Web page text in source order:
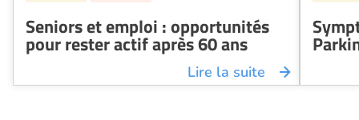
Seniors et emploi : opportunités
pour rester actif après 60 ans
Lire la suite